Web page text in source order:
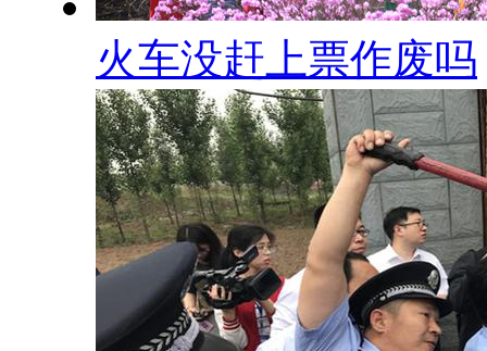
火车没赶上票作废吗